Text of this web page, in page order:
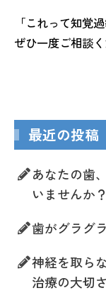
「これって知覚
ぜひ一度ご相談
最近の投稿
あなたの歯
いませんか？
歯がグラグ
神経を取ら
治療の大切さ